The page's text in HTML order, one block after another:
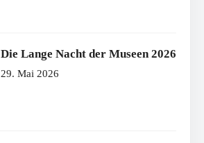
Die Lange Nacht der Museen 2026
29. Mai 2026